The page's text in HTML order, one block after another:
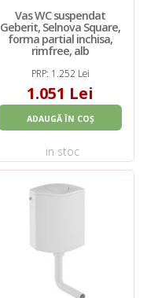
Vas WC suspendat
Geberit, Selnova Square,
forma partial inchisa,
rimfree, alb
PRP: 1.252 Lei
1.051 Lei
ADAUGĂ ÎN COȘ
in stoc